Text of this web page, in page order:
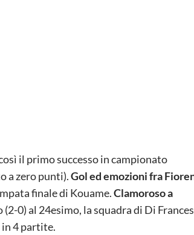
il primo successo in campionato
a zero punti).Gol ed emozioni fra
finale di Kouame.Clamoroso a
0) al 24esimo, la squadra di Di
4 partite.